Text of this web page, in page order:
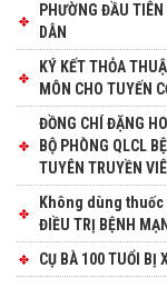
PHƯỜNG ĐẦU
DÂN
KÝ KẾT THỎA
MÔN CHO TUYẾN
ĐỒNG CHÍ ĐẶNG
BỘ PHÒNG QLCL
TUYÊN TRUYỀN
Không dùng thuốc
ĐIỀU TRỊ BỆNH
CỤ BÀ 100 TUỔI BỊ